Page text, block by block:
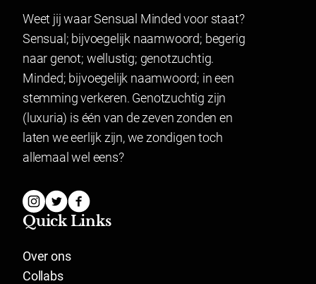
gebruik van onze retourformulier. In verband met
hygiëne kunnen producten waarvan het zegel
verbroken is niet geretourneerd worden. Dit geldt ook
voor gesealde artikelen.
Lingerie mag gepast worden en indien het niet past
geretourneerd worden.
Weet jij waar Sensual Minded voor staat?
Sensual; bijvoegelijk naamwoord; begerig
naar genot; wellustig; genotzuchtig.
Minded; bijvoegelijk naamwoord; in een
stemming verkeren. Genotzuchtig zijn
(luxuria) is één van de zeven zonden en
laten we eerlijk zijn, we zondigen toch
allemaal wel eens?
Quick Links
Over ons
Collabs